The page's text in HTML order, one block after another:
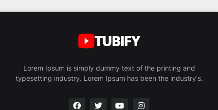
Lorem Ipsum is simply dummy text of the printing and
typesetting industry. Lorem Ipsum has been the industry's.